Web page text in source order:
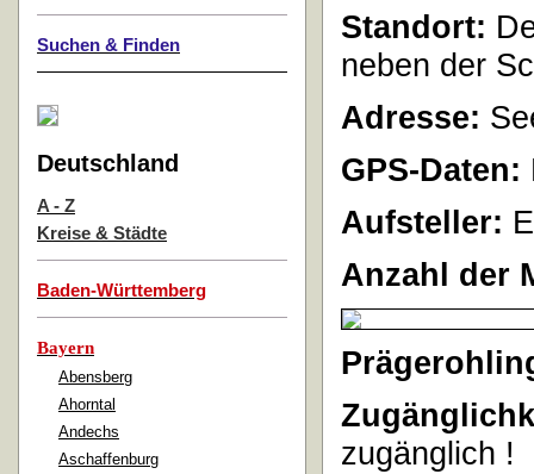
Suchen & Finden
Deutschland
A - Z
Kreise & Städte
Baden-Württemberg
Bayern
Abensberg
Ahorntal
Andechs
Aschaffenburg
Standort:
neben der
Adresse:
GPS-Daten:
Aufsteller:
Anzahl der
zugänglich !